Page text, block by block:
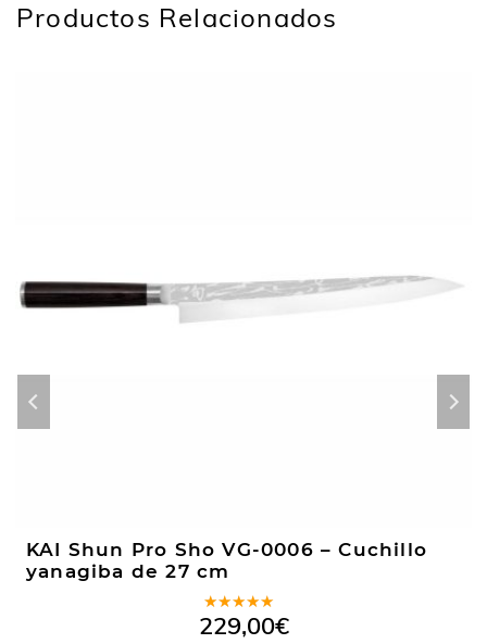
Productos Relacionados
KAI Shun Pro Sho VG-0006 – Cuchillo
yanagiba de 27 cm
Valorado
en4.91de
229,00€